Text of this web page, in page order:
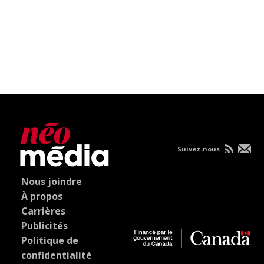
Nous joindre
À propos
Carrières
Publicités
Politique de
confidentialité
Suivez-nous